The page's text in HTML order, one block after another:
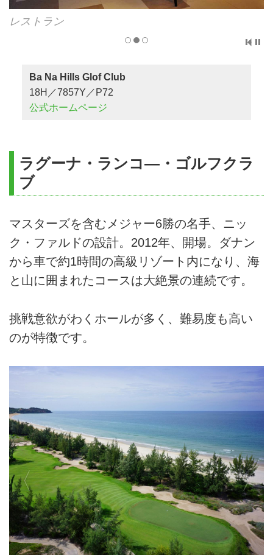
キャディたち
Ba Na Hills Glof Club
18H／7857Y／P72
公式ホームページ
ラグーナ・ランコ―・ゴルフクラ
ブ
マスターズを含むメジャー6勝の名手、ニッ
ク・ファルドの設計。2012年、開場。ダナン
から車で約1時間の高級リゾート内になり、海
と山に囲まれたコースは大絶景の連続です。
挑戦意欲がわくホールが多く、難易度も高い
のが特徴です。